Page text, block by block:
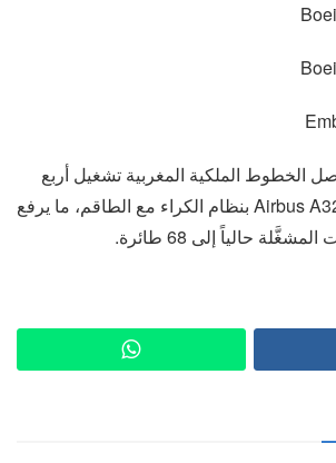
الخطوط الملكية المغربية تشغيل أربع
طائرات من طراز Airbus A320 بنظام الكراء مع الطاقم، ما يرفع
حالياً إلى 68 طائرة.